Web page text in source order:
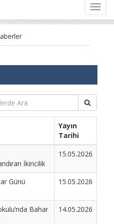
Yayın
Tarihi
İkincilik
15.05.2026
Günü
15.05.2026
Bahar
14.05.2026